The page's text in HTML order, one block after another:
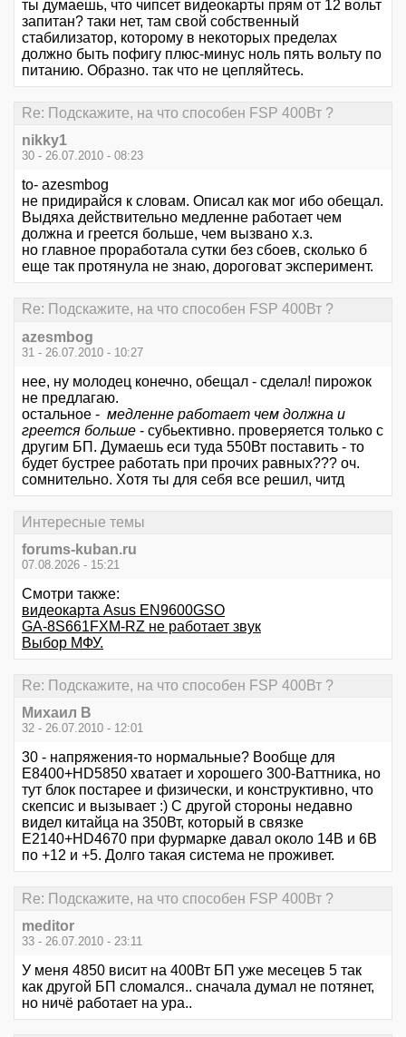
ты думаешь, что чипсет видеокарты прям от 12 вольт
запитан? таки нет, там свой собственный
стабилизатор, которому в некоторых пределах
должно быть пофигу плюс-минус ноль пять вольту по
питанию. Образно. так что не цепляйтесь.
Re: Подскажите, на что способен FSP 400Вт ?
nikky1
30 - 26.07.2010 - 08:23
to- azesmbog
не придирайся к словам. Описал как мог ибо обещал.
Выдяха действительно медленне работает чем
должна и греется больше, чем вызвано х.з.
но главное проработала сутки без сбоев, сколько б
еще так протянула не знаю, дороговат эксперимент.
Re: Подскажите, на что способен FSP 400Вт ?
azesmbog
31 - 26.07.2010 - 10:27
нее, ну молодец конечно, обещал - сделал! пирожок
не предлагаю.
остальное - медленне работает чем должна и
греется больше - субьективно. проверяется только с
другим БП. Думаешь еси туда 550Вт поставить - то
будет бустрее работать при прочих равных??? оч.
сомнительно. Хотя ты для себя все решил, читд
Интересные темы
forums-kuban.ru
07.08.2026 - 15:21
Смотри также:
видеокарта Asus EN9600GSO
GA-8S661FXM-RZ не работает звук
Выбор МФУ.
Re: Подскажите, на что способен FSP 400Вт ?
Михаил В
32 - 26.07.2010 - 12:01
30 - напряжения-то нормальные? Вообще для
E8400+HD5850 хватает и хорошего 300-Ваттника, но
тут блок постарее и физически, и конструктивно, что
скепсис и вызывает :) С другой стороны недавно
видел китайца на 350Вт, который в связке
E2140+HD4670 при фурмарке давал около 14В и 6В
по +12 и +5. Долго такая система не проживет.
Re: Подскажите, на что способен FSP 400Вт ?
meditor
33 - 26.07.2010 - 23:11
У меня 4850 висит на 400Вт БП уже месецев 5 так
как другой БП сломался.. сначала думал не потянет,
но ничё работает на ура..